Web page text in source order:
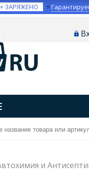
ЗАРЯЖЕНО ⚡
и